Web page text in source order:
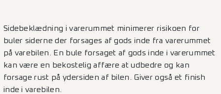
Sidebeklædning i varerummet minimerer risikoen for
buler siderne der forsages af gods inde fra varerummet
på varebilen. En bule forsaget af gods inde i varerummet
kan være en bekostelig affære at udbedre og kan
forsage rust på ydersiden af bilen. Giver også et finish
inde i varebilen.